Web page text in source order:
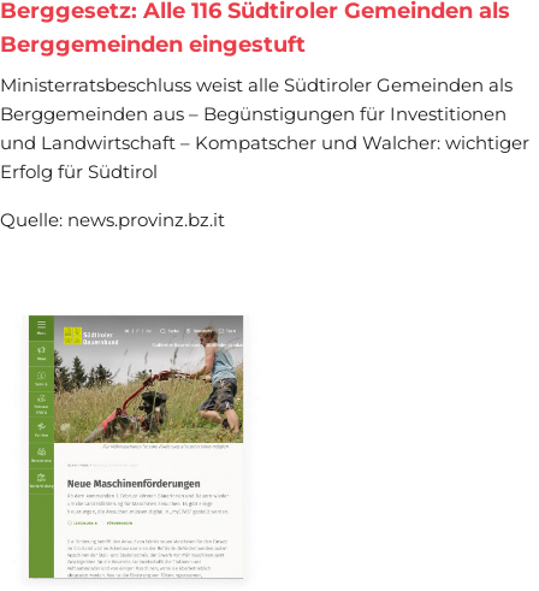
Berggesetz: Alle 116 Südtiroler Gemeinden als
Berggemeinden eingestuft
Ministerratsbeschluss weist alle Südtiroler Gemeinden als
Berggemeinden aus – Begünstigungen für Investitionen
und Landwirtschaft – Kompatscher und Walcher: wichtiger
Erfolg für Südtirol
Quelle: news.provinz.bz.it